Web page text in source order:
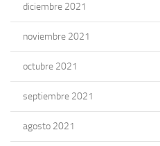
diciembre 2021
noviembre 2021
octubre 2021
septiembre 2021
agosto 2021